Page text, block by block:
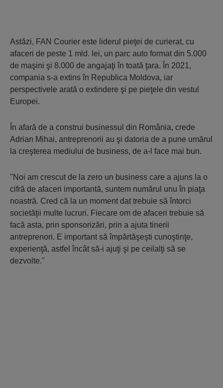
Astăzi, FAN Courier este liderul pieţei de curierat, cu
afaceri de peste 1 mld. lei, un parc auto format din 5.000
de maşini şi 8.000 de angajaţi în toată ţara. În 2021,
compania s-a extins în Republica Moldova, iar
perspectivele arată o extindere şi pe pieţele din vestul
Europei.
În afară de a construi businessul din România, crede
Adrian Mihai, antreprenorii au şi datoria de a pune umărul
la creşterea mediului de business, de a-l face mai bun.
"Noi am crescut de la zero un business care a ajuns la o
cifră de afaceri importantă, suntem numărul unu în piaţa
noastră. Cred că la un moment dat trebuie să întorci
societăţii multe lucruri. Fiecare om de afaceri trebuie să
facă asta, prin sponsorizări, prin a ajuta tinerii
antreprenori. E important să împărtăşeşti cunoştinţe,
experienţă, astfel încât să-i ajuţi şi pe ceilalţi să se
dezvolte."